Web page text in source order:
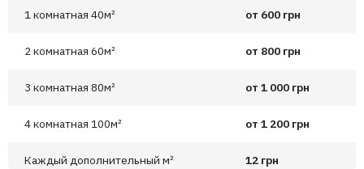
1 комнатная 40м² от 600 грн
2 комнатная 60м² от 800 грн
3 комнатная 80м² от 1 000 грн
4 комнатная 100м² от 1 200 грн
Каждый дополнительный м²
12 грн